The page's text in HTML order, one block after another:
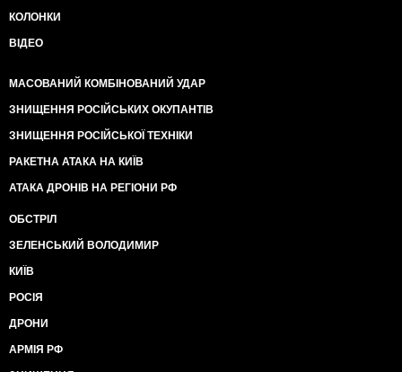
КОЛОНКИ
ВІДЕО
МАСОВАНИЙ КОМБІНОВАНИЙ УДАР
ЗНИЩЕННЯ РОСІЙСЬКИХ ОКУПАНТІВ
ЗНИЩЕННЯ РОСІЙСЬКОЇ ТЕХНІКИ
РАКЕТНА АТАКА НА КИЇВ
АТАКА ДРОНІВ НА РЕГІОНИ РФ
ОБСТРІЛ
ЗЕЛЕНСЬКИЙ ВОЛОДИМИР
КИЇВ
РОСІЯ
ДРОНИ
АРМІЯ РФ